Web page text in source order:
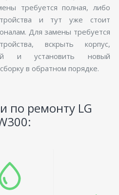
требуется полная, либо
и тут уже стоит
Для замены требуется
вскрыть корпус,
и установить новый
в обратном порядке.
по ремонту LG